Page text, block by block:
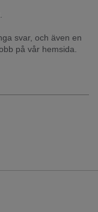
svar, och även en
på vår hemsida.